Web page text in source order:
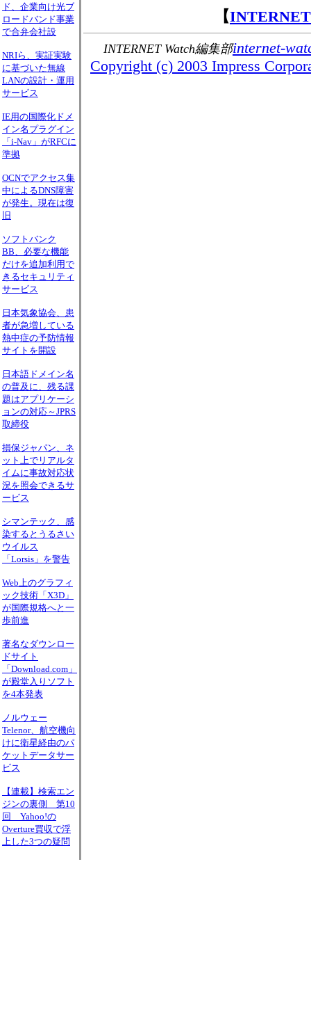
ド、企業向け光ブ
ロードバンド事業
で合弁会社設
NRIら、実証実験
に基づいた無線
LANの設計・運用
サービス
IE用の国際化ドメ
イン名プラグイン
「i-Nav」がRFCに
準拠
OCNでアクセス集
中によるDNS障害
が発生。現在は復
旧
ソフトバンク
BB、必要な機能
だけを追加利用で
きるセキュリティ
サービス
日本気象協会、患
者が急増している
熱中症の予防情報
サイトを開設
日本語ドメイン名
の普及に、残る課
題はアプリケーシ
ョンの対応～JPRS
取締役
損保ジャパン、ネ
ット上でリアルタ
イムに事故対応状
況を照会できるサ
ービス
シマンテック、感
染するとうるさい
ウイルス
「Lorsis」を警告
Web上のグラフィ
ック技術「X3D」
が国際規格へと一
歩前進
著名なダウンロー
ドサイト
「Download.com」
が殿堂入りソフト
を4本発表
ノルウェー
Telenor、航空機向
けに衛星経由のパ
ケットデータサー
ビス
【連載】検索エン
ジンの裏側 第10
回 Yahoo!の
Overture買収で浮
上した3つの疑問
【
INTERNET Watch編集部internet-
Copyright (c) 2003 Impress